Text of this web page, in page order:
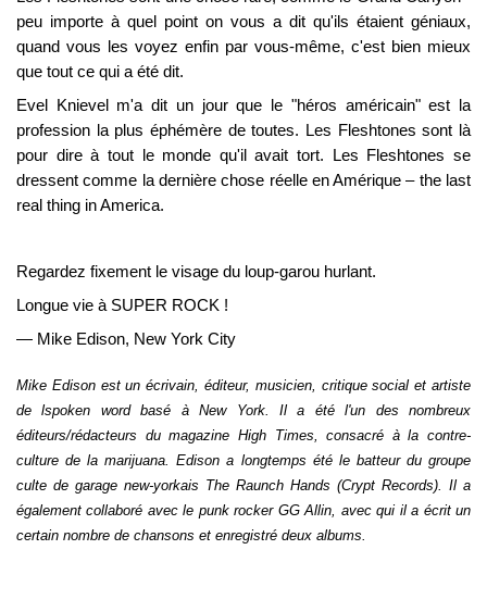
peu importe à quel point on vous a dit qu'ils étaient géniaux,
quand vous les voyez enfin par vous-même, c'est bien mieux
que tout ce qui a été dit.
Evel Knievel m'a dit un jour que le "héros américain" est la
profession la plus éphémère de toutes. Les Fleshtones sont là
pour dire à tout le monde qu'il avait tort. Les Fleshtones se
dressent comme la dernière chose réelle en Amérique – the last
real thing in America.
Regardez fixement le visage du loup-garou hurlant.
Longue vie à SUPER ROCK !
— Mike Edison, New York City
Mike Edison est un écrivain, éditeur, musicien, critique social et artiste
de lspoken word basé à New York. Il a été l'un des nombreux
éditeurs/rédacteurs du magazine High Times, consacré à la contre-
culture de la marijuana. Edison a longtemps été le batteur du groupe
culte de garage new-yorkais The Raunch Hands (Crypt Records). Il a
également collaboré avec le punk rocker GG Allin, avec qui il a écrit un
certain nombre de chansons et enregistré deux albums.